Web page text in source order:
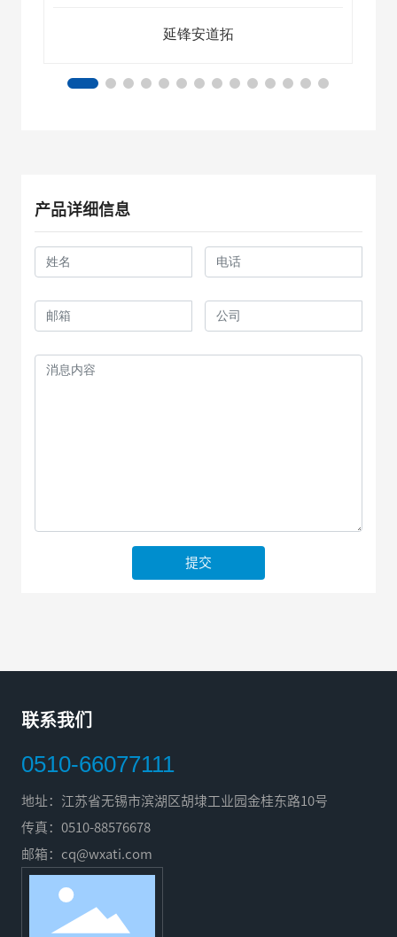
延锋安道拓
产品详细信息
提交
联系我们
0510-66077111
地址：江苏省无锡市滨湖区胡埭工业园金桂东路10号
传真：0510-88576678
邮箱： cq@wxati.com